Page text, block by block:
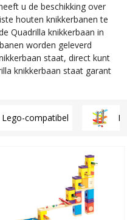
u de beschikking over
houten knikkerbanen te
Quadrilla knikkerbaan in
worden geleverd
staat, direct kunt
knikkerbaan staat garant
Lego-compatibel